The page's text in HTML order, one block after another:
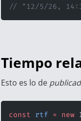
// "12/5/26,
Tiempo
Esto es lo de
const rtf = new